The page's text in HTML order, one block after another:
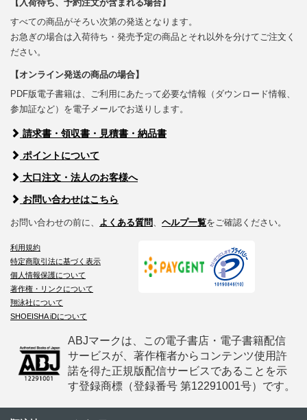
【入荷待ち、予約注文が含まれる場合】
すべての商品がそろい次第の発送となります。
お急ぎの場合は入荷待ち・発売予定の商品とそれ以外を分けてご注文く
ださい。
【オンライン発送の商品の場合】
PDF版電子書籍は、ご利用にあたって必要な情報（ダウンロード情報、
参加証など）を電子メールでお送りします。
請求書・領収書・見積書・納品書
ポイントについて
大口注文・法人のお客様へ
お問い合わせはこちら
お問い合わせの前に、 よくある質問 ヘルプ一覧をご確認ください。
利用規約
特定商取引法に基づく表示
個人情報保護について
著作権・リンクについて
翔泳社について
SHOEISHA iDについて
ABJマークは、この電子書店・電子書籍配信
サービスが、著作権者からコンテンツ使用許
諾を得た正規版配信サービスであることを示
す登録商標（登録番号 第12291001号）です。